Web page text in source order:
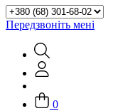
Передзвоніть мені
0